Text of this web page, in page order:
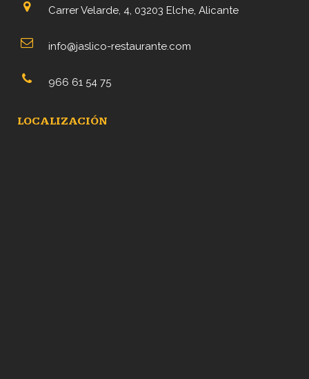
Carrer Velarde, 4, 03203 Elche, Alicante
info@jaslico-restaurante.com
966 61 54 75
LOCALIZACIÓN